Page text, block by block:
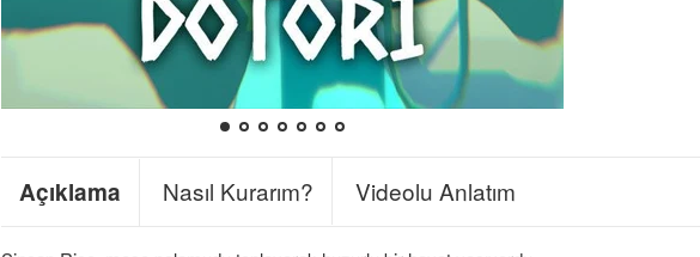
Açıklama Nasıl Kurarım? Videolu Anlatım